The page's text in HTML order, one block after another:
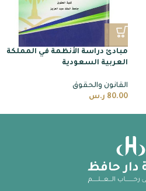
مبادئ دراسة الأنظمة في المملكة
العربية السعودية
القانون والحقوق
80.00 ر.س